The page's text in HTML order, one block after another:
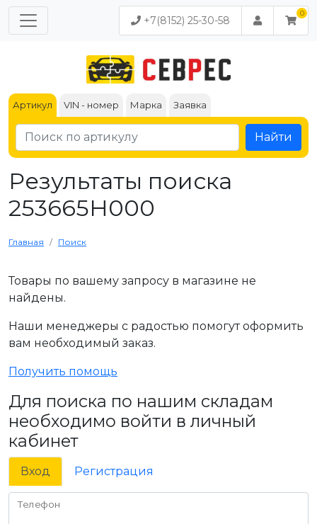
+7(8152) 25-30-58
Артикул VIN - номер Марка Заявка
Найти
Результаты поиска
253665H000
Главная Поиск
Товары по вашему запросу в магазине не
найдены.
Наши менеджеры с радостью помогут оформить
вам необходимый заказ.
Получить помощь
Для поиска по нашим складам
необходимо войти в личный
кабинет
Вход Регистрация
Телефон